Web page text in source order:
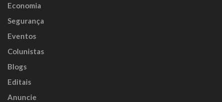
Economia
Segurança
Eventos
Colunistas
Blogs
Editais
Anuncie